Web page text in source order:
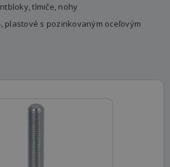
tlmiče, nohy
plastové s pozinkovaným oceľovým